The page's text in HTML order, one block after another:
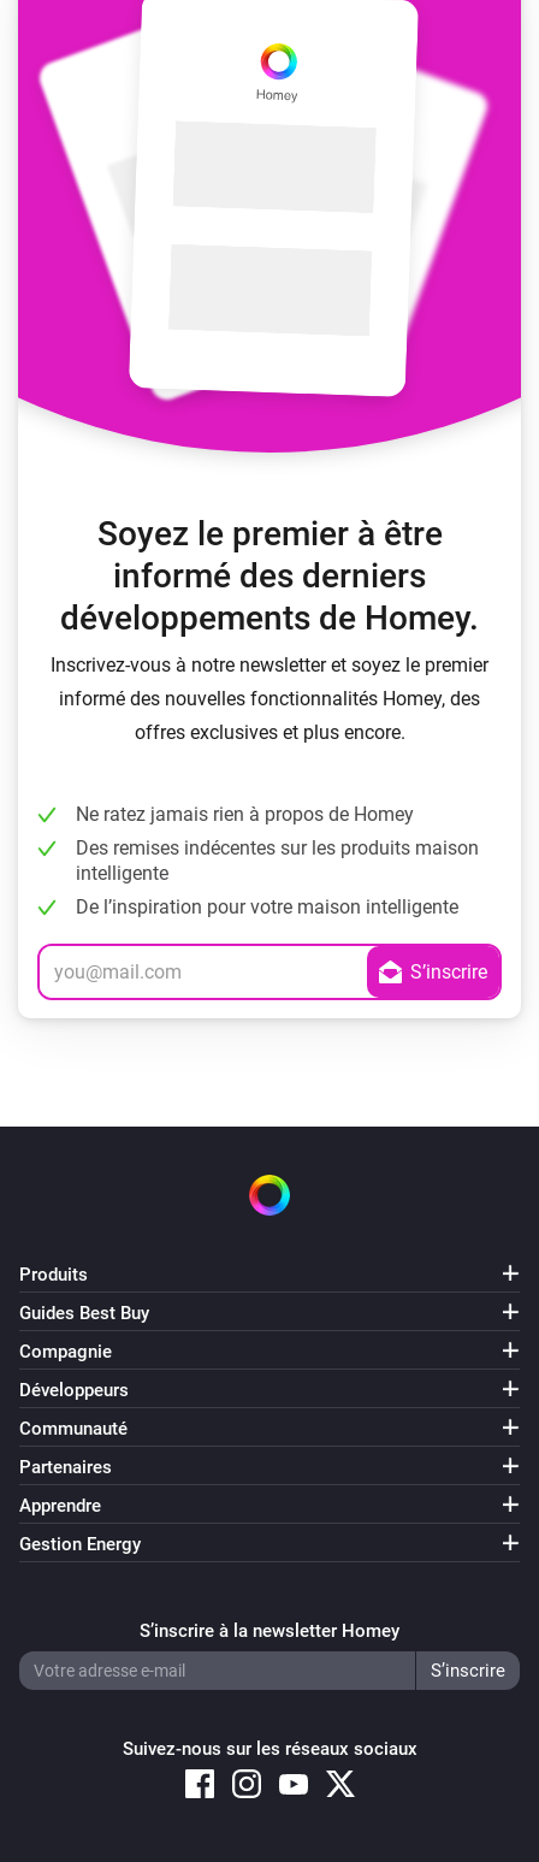
Soyez le premier à être
informé des derniers
développements de Homey.
Inscrivez-vous à notre newsletter et soyez le premier
informé des nouvelles fonctionnalités Homey, des
offres exclusives et plus encore.
Ne ratez jamais rien à propos de Homey
Des remises indécentes sur les produits maison
intelligente
De l’inspiration pour votre maison intelligente
Produits
Guides Best Buy
Compagnie
Développeurs
Communauté
Partenaires
Apprendre
Gestion Energy
S’inscrire à la newsletter Homey
Suivez-nous sur les réseaux sociaux